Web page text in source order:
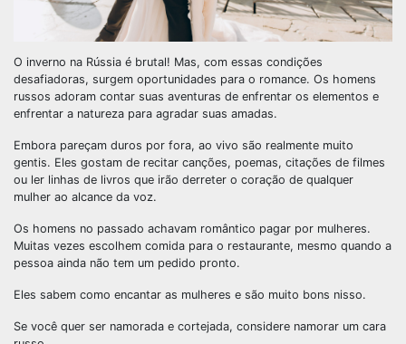
O inverno na Rússia é brutal! Mas, com essas condições
desafiadoras, surgem oportunidades para o romance. Os homens
russos adoram contar suas aventuras de enfrentar os elementos e
enfrentar a natureza para agradar suas amadas.
Embora pareçam duros por fora, ao vivo são realmente muito
gentis. Eles gostam de recitar canções, poemas, citações de filmes
ou ler linhas de livros que irão derreter o coração de qualquer
mulher ao alcance da voz.
Os homens no passado achavam romântico pagar por mulheres.
Muitas vezes escolhem comida para o restaurante, mesmo quando a
pessoa ainda não tem um pedido pronto.
Eles sabem como encantar as mulheres e são muito bons nisso.
Se você quer ser namorada e cortejada, considere namorar um cara